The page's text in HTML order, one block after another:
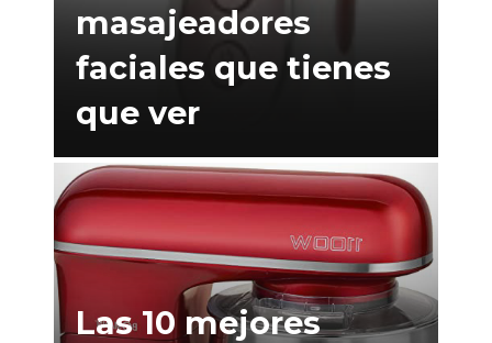
masajeadores
faciales que tienes
que ver
Las 10 mejores